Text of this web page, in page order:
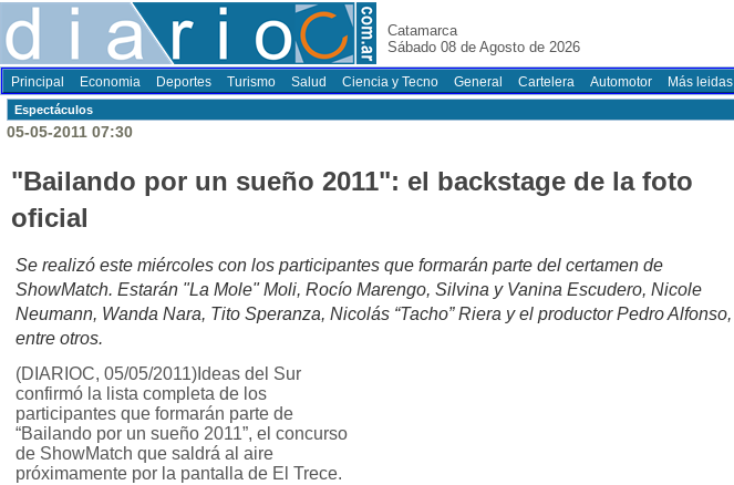
Catamarca
Sábado 08 de Agosto de 2026
Principal Economia Deportes Turismo Salud Ciencia y Tecno General Cartelera Automotor Más leidas
Espectáculos
05-05-2011 07:30
"Bailando por un sueño 2011": el backstage de la foto
oficial
Se realizó este miércoles con los participantes que formarán parte del certamen de
ShowMatch. Estarán "La Mole" Moli, Rocío Marengo, Silvina y Vanina Escudero, Nicole
Neumann, Wanda Nara, Tito Speranza, Nicolás “Tacho” Riera y el productor Pedro Alfonso,
entre otros.
(DIARIOC, 05/05/2011)Ideas del Sur
confirmó la lista completa de los
participantes que formarán parte de
“Bailando por un sueño 2011”, el concurso
de ShowMatch que saldrá al aire
próximamente por la pantalla de El Trece.